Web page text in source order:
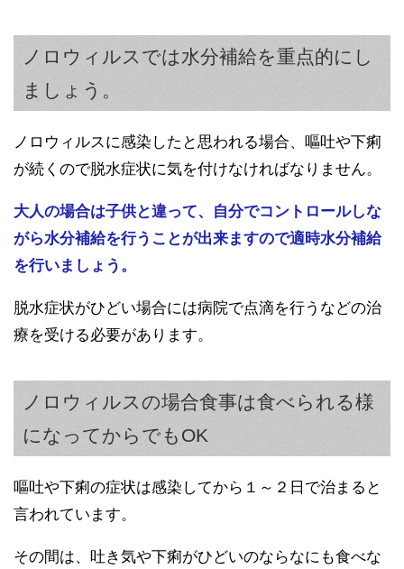
ノロウィルスでは水分補給を重点的にし
ましょう。
ノロウィルスに感染したと思われる場合、嘔吐や下痢
が続くので脱水症状に気を付けなければなりません。
大人の場合は子供と違って、自分でコントロールしな
がら水分補給を行うことが出来ますので適時水分補給
を行いましょう。
脱水症状がひどい場合には病院で点滴を行うなどの治
療を受ける必要があります。
ノロウィルスの場合食事は食べられる様
になってからでもOK
嘔吐や下痢の症状は感染してから１～２日で治まると
言われています。
その間は、吐き気や下痢がひどいのならなにも食べな